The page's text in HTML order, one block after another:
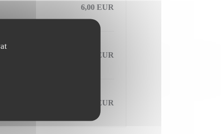
6,00 EUR
5,00 EUR
13,00 EUR